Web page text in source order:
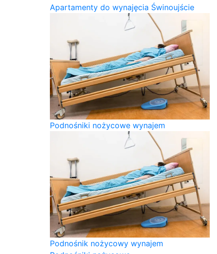
Apartamenty do wynajęcia Świnoujście
Podnośniki nożycowe wynajem
Podnośnik nożycowy wynajem